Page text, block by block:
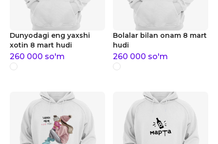
Dunyodagi eng yaxshi
xotin 8 mart hudi
260 000 so'm
Bolalar bilan onam 8 mart
hudi
260 000 so'm